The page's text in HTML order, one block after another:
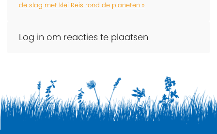
de slag met klei Reis rond de planeten »
Log in om reacties te plaatsen